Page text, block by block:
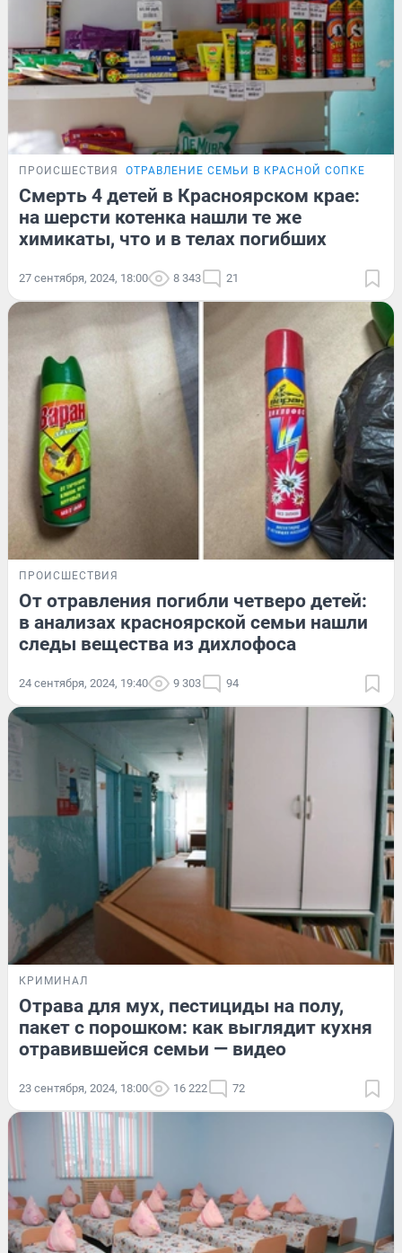
ПРОИСШЕСТВИЯ ОТРАВЛЕНИЕ СЕМЬИ В КРАСНОЙ СОПКЕ
Смерть 4 детей в Красноярском крае:
на шерсти котенка нашли те же
химикаты, что и в телах погибших
27 сентября, 2024, 18:00 8 343 21
ПРОИСШЕСТВИЯ
От отравления погибли четверо детей:
в анализах красноярской семьи нашли
следы вещества из дихлофоса
24 сентября, 2024, 19:40 9 303 94
КРИМИНАЛ
Отрава для мух, пестициды на полу,
пакет с порошком: как выглядит кухня
отравившейся семьи — видео
23 сентября, 2024, 18:00 16 222 72